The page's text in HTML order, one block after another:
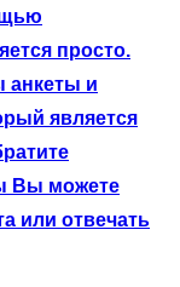
просто.
анкеты и
является
Вы можете
или отвечать